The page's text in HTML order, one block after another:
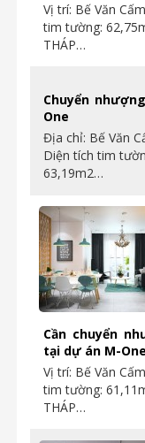
Vị trí: Bế Văn
tim tường:
THÁP…
Chuyển
One
Địa chỉ: Bế Văn
Diện tích tim
63,19m2…
Cần chuyển
tại dự án M-One
Vị trí: Bế Văn
tim tường:
THÁP…